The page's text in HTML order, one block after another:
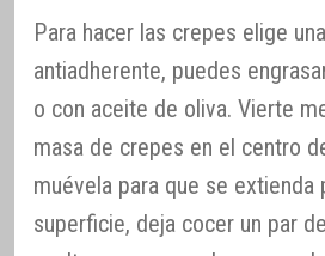
Para hacer las crepes elige
antiadherente, puedes
o con aceite de oliva. Vierte
masa de crepes en el centro
muévela para que se extienda
superficie, deja cocer un par